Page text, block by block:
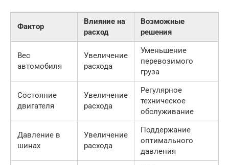
Фактор
Влияние на
расход
Возможные
решения
Вес
автомобиля
Увеличение
расхода
Уменьшение
перевозимого
груза
Состояние
двигателя
Увеличение
расхода
Регулярное
техническое
обслуживание
Давление в
шинах
Увеличение
расхода
Поддержание
оптимального
давления